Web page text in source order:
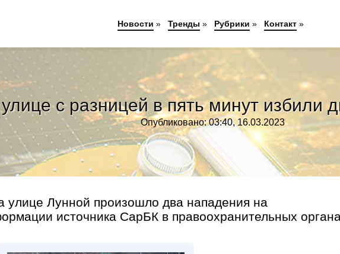
с разницей в пять минут избили
Опубликовано: 03:40, 16.03.2023
улице Лунной произошло два нападения на
источника СарБК в правоохранительных
Новости » Тренды » Рубрики » Контакт»